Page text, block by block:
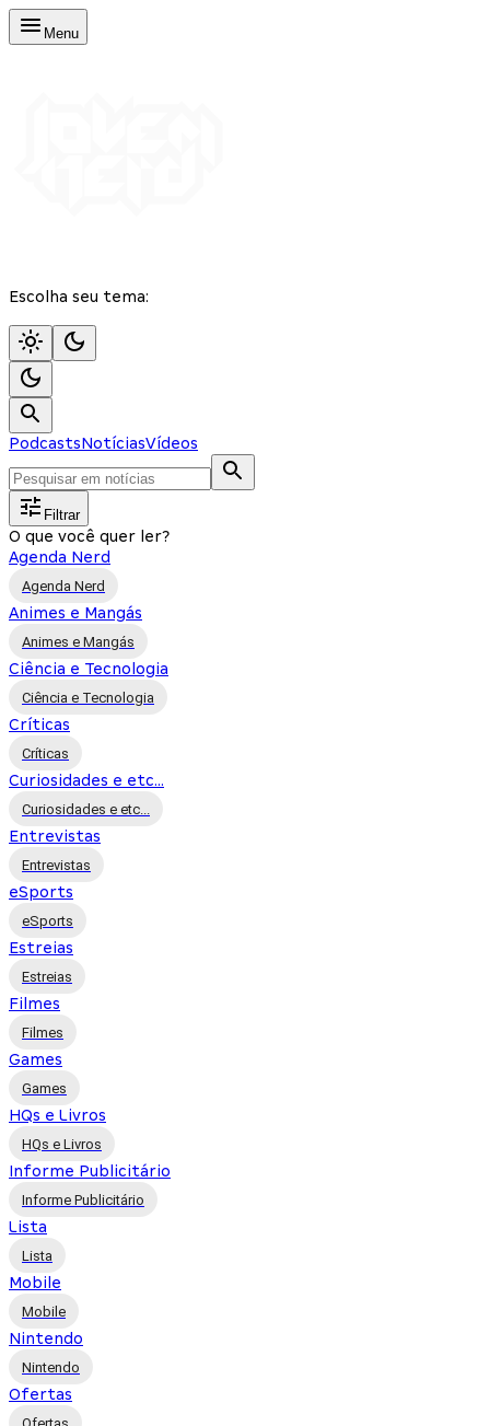
Menu
Escolha seu tema:
PodcastsNotíciasVídeos
Filtrar
O que você quer ler?
Agenda Nerd
Agenda Nerd
Animes e Mangás
Animes e Mangás
Ciência e Tecnologia
Ciência e Tecnologia
Críticas
Críticas
Curiosidades e etc...
Curiosidades e etc...
Entrevistas
Entrevistas
eSports
eSports
Estreias
Estreias
Filmes
Filmes
Games
Games
HQs e Livros
HQs e Livros
Informe Publicitário
Informe Publicitário
Lista
Lista
Mobile
Mobile
Nintendo
Nintendo
Ofertas
Ofertas